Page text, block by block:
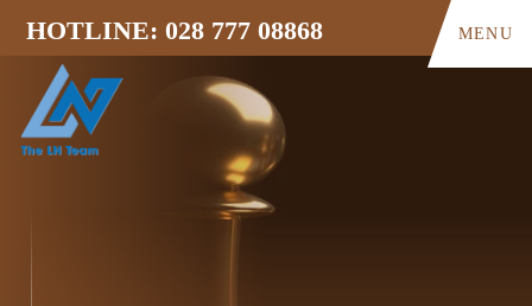
HOTLINE: 028 777 08868 MENU